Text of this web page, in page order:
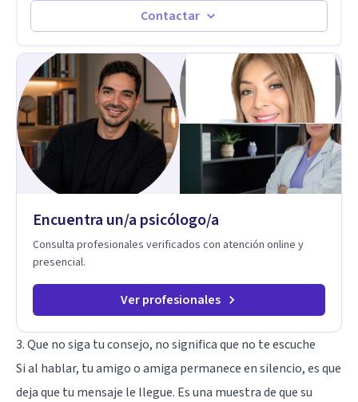
Contactar
Encuentra un/a psicólogo/a
Consulta profesionales verificados con atención online y
presencial.
Ver profesionales
3. Que no siga tu consejo, no significa que no te escuche
Si al hablar, tu amigo o amiga permanece en silencio, es que
deja que tu mensaje le llegue. Es una muestra de que su